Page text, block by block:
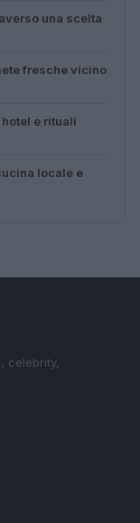
una scelta
fresche vicino
e rituali
locale e
celebrity,